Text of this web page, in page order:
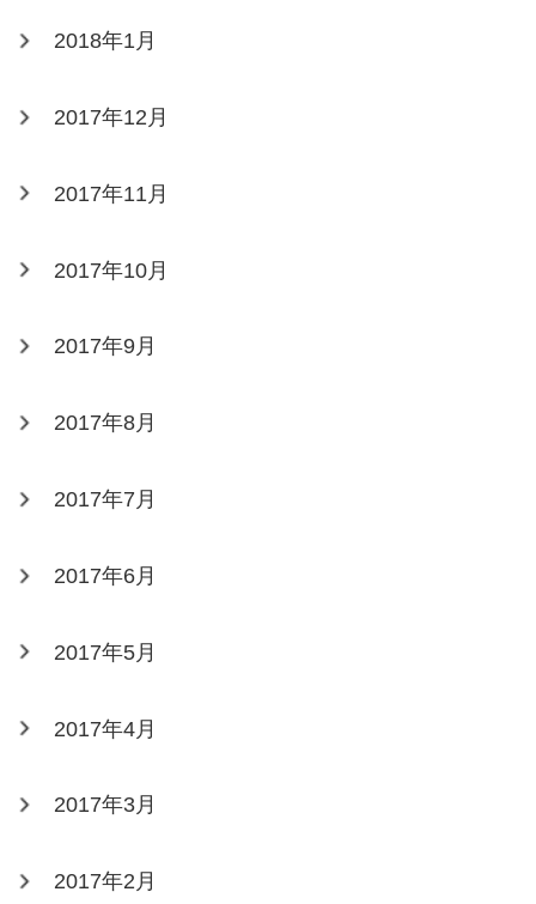
2018年1月
2017年12月
2017年11月
2017年10月
2017年9月
2017年8月
2017年7月
2017年6月
2017年5月
2017年4月
2017年3月
2017年2月